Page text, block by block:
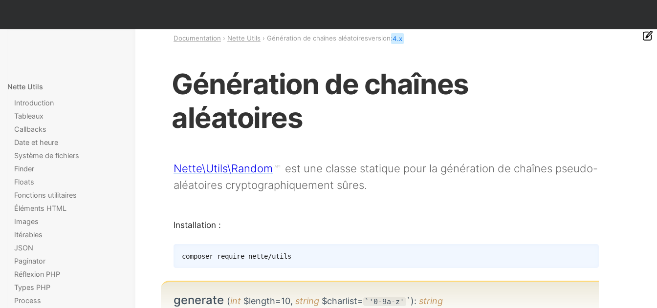
Génération de chaînes
aléatoires
Nette\Utils\Random
est une classe statique pour la génération de chaînes pseudo-
aléatoires cryptographiquement sûres.
Installation :
composer
generate (int $length=10, string $charlist= `'0-9a-z' `): string
Documentation Nette Utils Génération de chaînes aléatoiresversion:4.x
Nette Utils
Introduction
Tableaux
Callbacks
Date et heure
Système de fichiers
Finder
Floats
Fonctions utilitaires
Éléments HTML
Images
Itérables
JSON
Paginator
Réflexion PHP
Types PHP
Process